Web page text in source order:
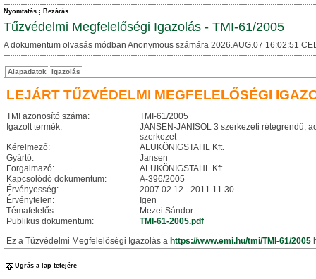
Nyomtatás Bezárás
Tűzvédelmi Megfelelőségi Igazolás - TMI-61/2005
A dokumentum olvasás módban Anonymous számára 2026.AUG.07 16:02:51
Alapadatok Igazolás
LEJÁRT TŰZVÉDELMI MEGFELELŐSÉGI
TMI azonosító száma:
TMI-61/2005
Igazolt termék:
JANSEN-JANISOL 3 szerkezeti rétegrendű,
szerkezet
Kérelmező:
ALUKÖNIGSTAHL Kft.
Gyártó:
Jansen
Forgalmazó:
ALUKÖNIGSTAHL Kft.
Kapcsolódó dokumentum:
A-396/2005
Érvényesség:
2007.02.12 - 2011.11.30
Érvénytelen:
Igen
Témafelelős:
Mezei Sándor
Publikus dokumentum:
TMI-61-2005.pdf
Ez a Tűzvédelmi Megfelelőségi Igazolás a https://www.emi.hu/tmi/TMI-61/2005
Ugrás a lap tetejére